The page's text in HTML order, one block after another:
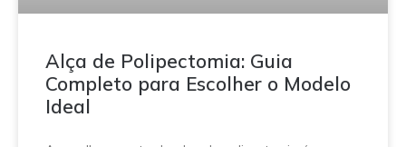
Alça de Polipectomia: Guia
Completo para Escolher o Modelo
Ideal